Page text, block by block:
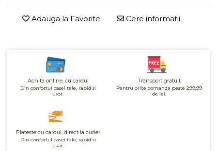
Leguminoase si seminte
Fermenti si gelifianti
Produse care inlocuiesc carnea
Unt, alternativa unt
Paine bio
Ciocolata
Dulceturi, gemuri, compoturi
Adauga la Favorite Cere informatii
Achita online, cu cardul
Din confortul casei tale, rapid si
usor.
Transport gratuit
Pentru orice comanda peste 299,99
de lei.
Plateste cu cardul, direct la curier
Din confortul casei tale, rapid si
usor.